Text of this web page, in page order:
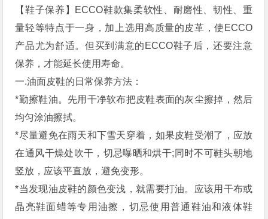
【鞋子保养】ECCO鞋款集柔软性、耐磨性、韧性、重
量轻等特点于一身，加上选用高质量的皮革，使ECCO
产品尤为舒适。但买到满意的ECCO鞋子后，还要注意
保养，才能延长使用寿命。
一.油面皮鞋的日常保养方法：
*勤擦鞋油。先用干净软布把皮鞋表面的灰尘擦掉，然后
均匀涂油擦拭。
*尽量避免在雨天和下雪天穿着，如果皮鞋受潮了，应放
在通风干燥处吹干，切忌曝晒和烘干;同时不可鞋头朝地
竖放，应该平直放，避免变形。
*当发现油皮鞋的颜色变浅，就需要打油。应该用干布或
晶亮鞋面蜡等专用油擦，切忌使用普通鞋油和液体鞋